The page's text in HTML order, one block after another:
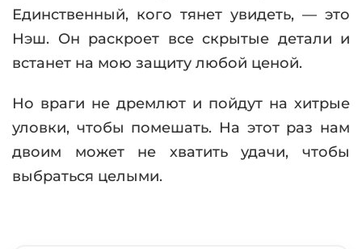
Единственный, кого тянет увидеть, — это
Нэш. Он раскроет все скрытые детали и
встанет на мою защиту любой ценой.
Но враги не дремлют и пойдут на хитрые
уловки, чтобы помешать. На этот раз нам
двоим может не хватить удачи, чтобы
выбраться целыми.